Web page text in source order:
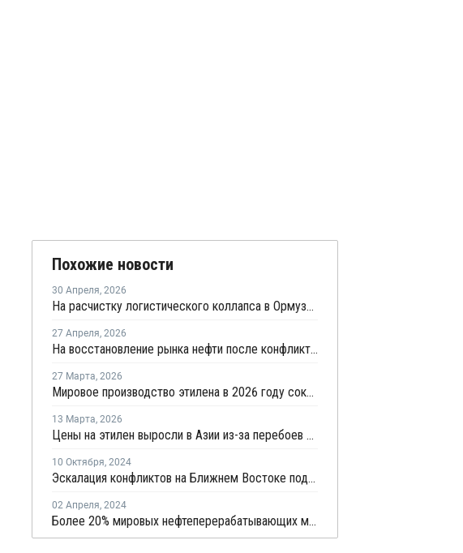
Похожие новости
30 Апреля, 2026
На расчистку логистического коллапса в Ормузском проливе уйдет не менее 275 дней
27 Апреля, 2026
На восстановление рынка нефти после конфликта на Ближнем Востоке уйдет несколько месяцев
27 Марта, 2026
Мировое производство этилена в 2026 году сократится на 12% на фоне конфликта на Ближнем Востоке
13 Марта, 2026
Цены на этилен выросли в Азии из-за перебоев в поставках и повышения цен на энергоносители
10 Октября, 2024
Эскалация конфликтов на Ближнем Востоке подстегнула цены на сырую нефть
02 Апреля, 2024
Более 20% мировых нефтеперерабатывающих мощностей под угрозой закрытия из-за снижения рентабельности переработки